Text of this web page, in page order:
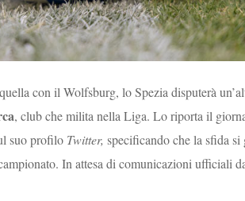
con il Wolfsburg, lo Spezia disputerà
, club che milita nella Liga. Lo riporta il
suo profilo Twitter, specificando che la sfida si
In attesa di comunicazioni ufficiali